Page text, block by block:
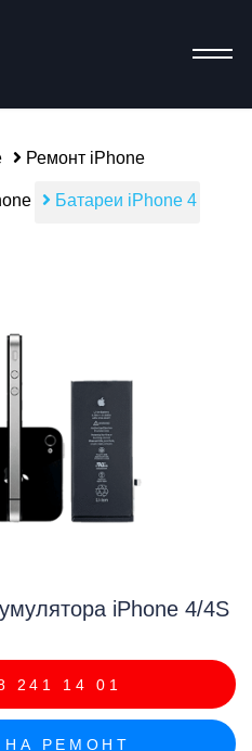
Ремонт iPhone
Батареи iPhone 4
iPhone 4/4S
241 14 01
НА РЕМОНТ